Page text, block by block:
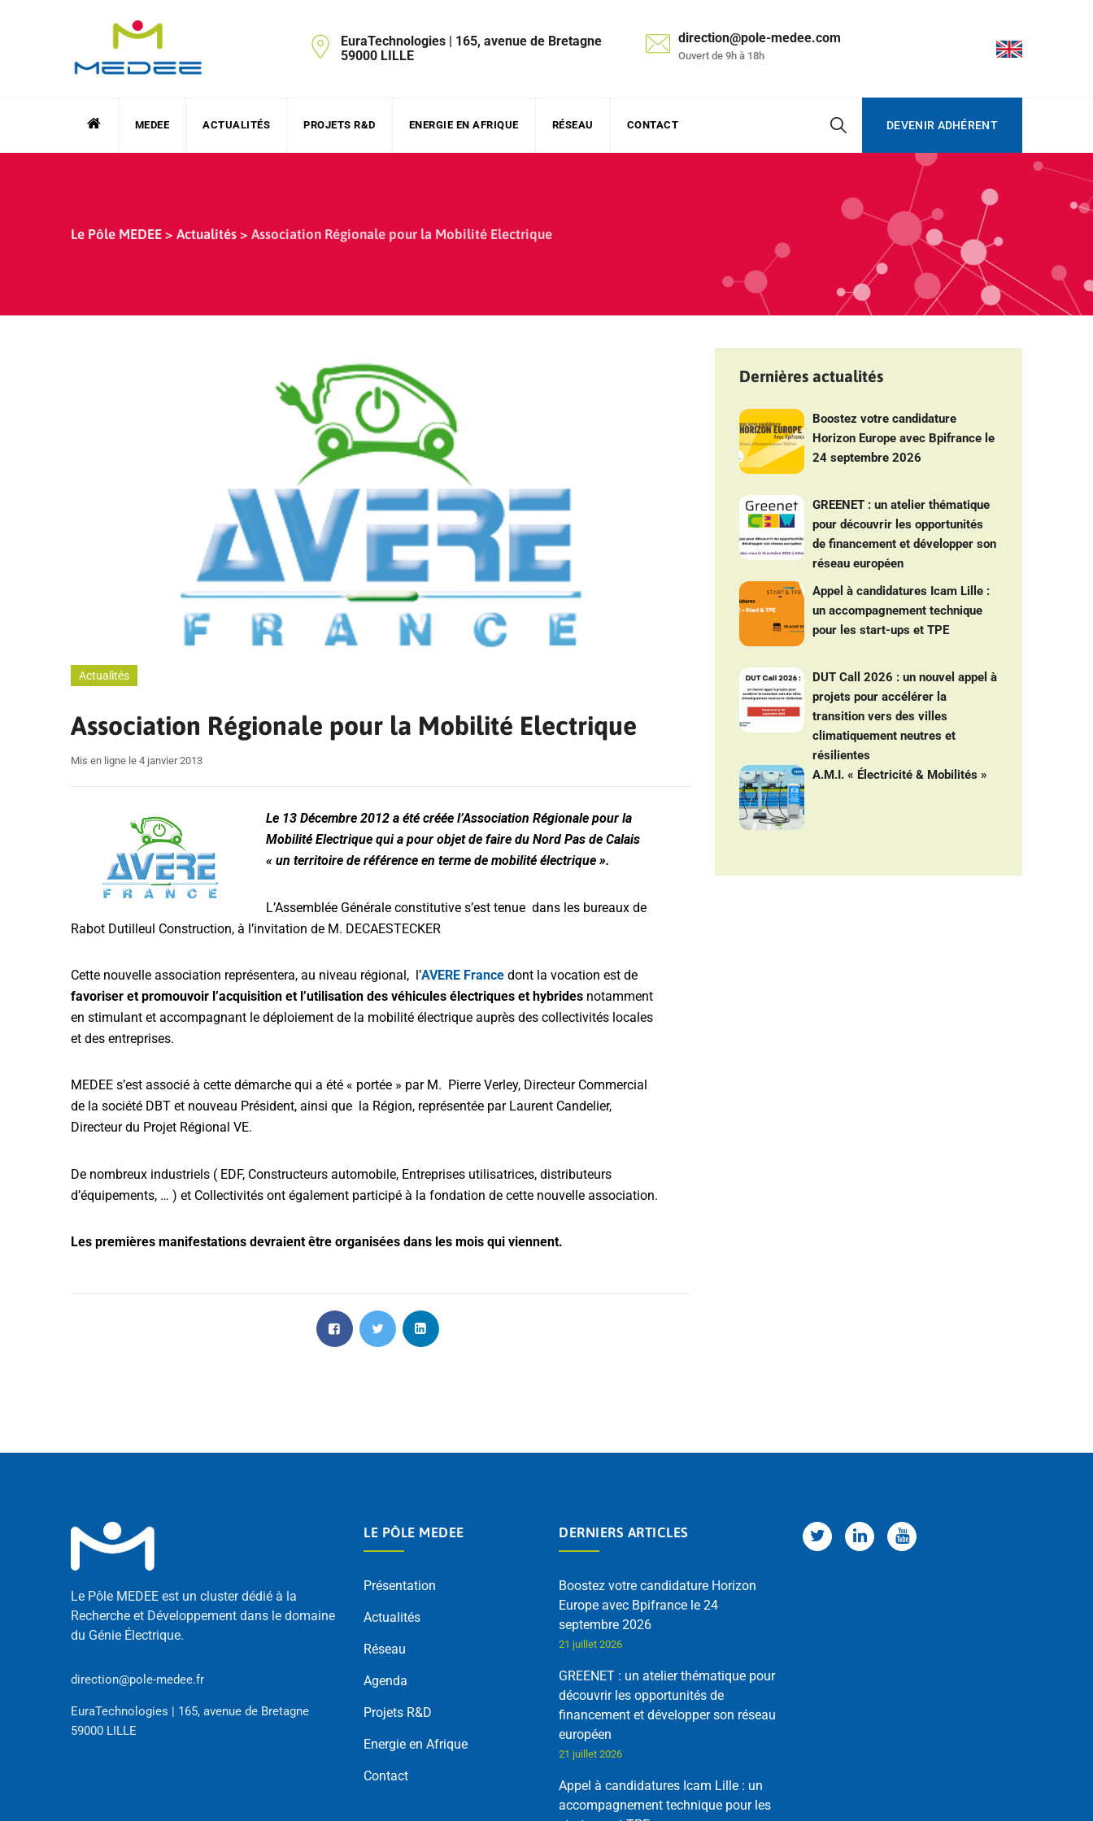
EuraTechnologies | 165, avenue de Bretagne
59000 LILLE
direction@pole-medee.com
Ouvert de 9h à 18h
MEDEE ACTUALITÉS PROJETS R&D ENERGIE EN AFRIQUE RÉSEAU CONTACT DEVENIR ADHÉRENT
Le Pôle MEDEE > Actualités > Association Régionale pour la Mobilité Electrique
Actualités
Association Régionale pour la Mobilité Electrique
Mis en ligne le 4 janvier 2013
Le 13 Décembre 2012 a été créée l’Association Régionale pour la
Mobilité Electrique qui a pour objet de faire du Nord Pas de Calais
« un territoire de référence en terme de mobilité électrique ».
L’Assemblée Générale constitutive s’est tenue dans les bureaux de
Rabot Dutilleul Construction, à l’invitation de M. DECAESTECKER
Cette nouvelle association représentera, au niveau régional, l’AVERE France dont la vocation est de
favoriser et promouvoir l’acquisition et l’utilisation des véhicules électriques et hybrides notamment
en stimulant et accompagnant le déploiement de la mobilité électrique auprès des collectivités locales
et des entreprises.
MEDEE s’est associé à cette démarche qui a été « portée » par M. Pierre Verley, Directeur Commercial
de la société DBT et nouveau Président, ainsi que la Région, représentée par Laurent Candelier,
Directeur du Projet Régional VE.
De nombreux industriels ( EDF, Constructeurs automobile, Entreprises utilisatrices, distributeurs
d’équipements, … ) et Collectivités ont également participé à la fondation de cette nouvelle association.
Les premières manifestations devraient être organisées dans les mois qui viennent.
Dernières actualités
Boostez votre candidature
Horizon Europe avec Bpifrance le
24 septembre 2026
GREENET : un atelier thématique
pour découvrir les opportunités
de financement et développer son
réseau européen
Appel à candidatures Icam Lille :
un accompagnement technique
pour les start-ups et TPE
DUT Call 2026 : un nouvel appel à
projets pour accélérer la
transition vers des villes
climatiquement neutres et
résilientes
A.M.I. « Électricité & Mobilités »
Le Pôle MEDEE est un cluster dédié à la
Recherche et Développement dans le domaine
du Génie Électrique.
direction@pole-medee.fr
EuraTechnologies | 165, avenue de Bretagne
59000 LILLE
LE PÔLE MEDEE
Présentation
Actualités
Réseau
Agenda
Projets R&D
Energie en Afrique
Contact
DERNIERS ARTICLES
Boostez votre candidature Horizon
Europe avec Bpifrance le 24
septembre 2026
21 juillet 2026
GREENET : un atelier thématique pour
découvrir les opportunités de
financement et développer son réseau
européen
21 juillet 2026
Appel à candidatures Icam Lille : un
accompagnement technique pour les